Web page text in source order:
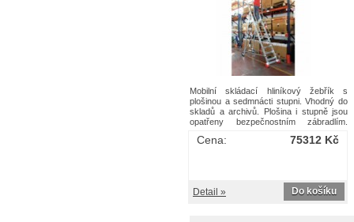
Mobilní skládací hliníkový žebřík s
plošinou a sedmnácti stupni. Vhodný do
skladů a archivů. Plošina i stupně jsou
opatřeny bezpečnostním zábradlím.
blokací o průměru 125 mm. Rozměry
75312 Kč
Cena:
Do košíku
Detail »